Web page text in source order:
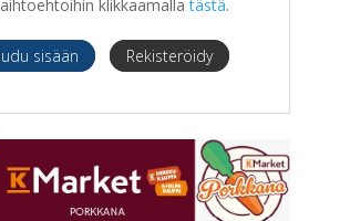
klikkaamallatästä.
sisään Rekisteröidy